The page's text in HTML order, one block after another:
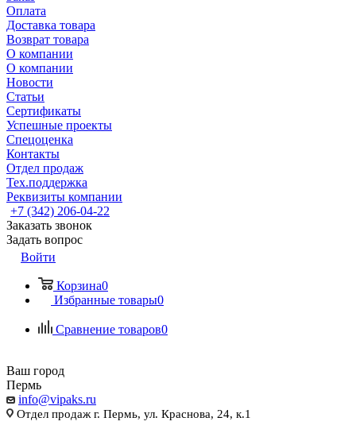
Оплата
Доставка товара
Возврат товара
О компании
О компании
Новости
Статьи
Сертификаты
Успешные проекты
Спецоценка
Контакты
Отдел продаж
Тех.поддержка
Реквизиты компании
+7 (342) 206-04-22
Заказать звонок
Задать вопрос
Войти
Корзина0
Избранные товары0
Сравнение товаров0
Ваш город
Пермь
info@vipaks.ru
Отдел продаж г. Пермь, ул. Краснова, 24, к.1